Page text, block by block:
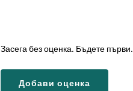
Засега без оценка. Бъдете първи.
Добави оценка